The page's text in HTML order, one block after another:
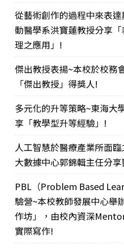
從藝術創作的過程中來表
動醫學系洪寶蓮教授分享
理之應用」!
傑出教授表揚~本校於校務
「傑出教授」得獎人!
多元化的升等策略~東海大
享「教學型升等經驗」!
人工智慧於醫療產業所面
大數據中心郭錦輯主任分
PBL（Problem Based
驗營~本校教師發展中心舉
作坊」，由校內資深
實際寫作!